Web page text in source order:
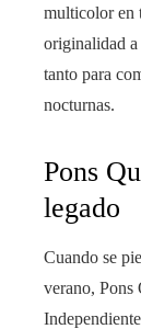
multicolor en
originalidad a
tanto para
nocturnas.
Pons
legado
Cuando se
verano, Pons